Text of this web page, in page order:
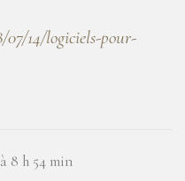
14/logiciels-pour-
8 h 54 min